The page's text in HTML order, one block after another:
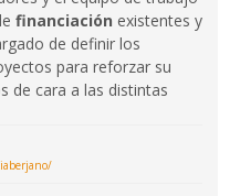
financiación existentes y
de definir los
para reforzar su
de cara a las distintas